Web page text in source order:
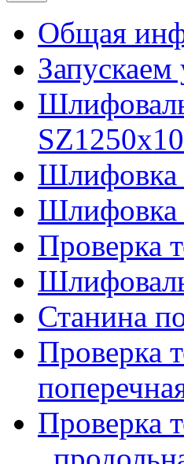
Общая
Шлифовка
Шлифовка
Проверка
Станина
Проверка
Проверка